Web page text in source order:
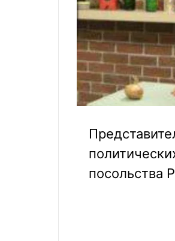
посольства